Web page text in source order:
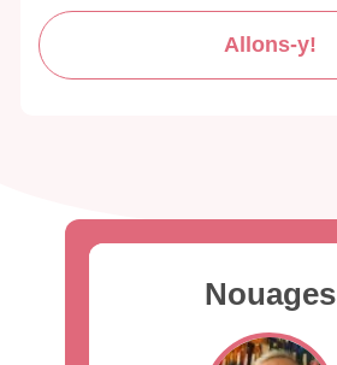
Allons-y!
Nouages